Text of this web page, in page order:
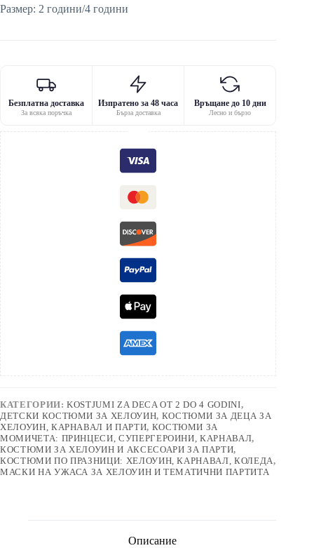
Размер: 2 години/4 години
Безплатна доставка
За всяка поръчка
Изпратено за 48 часа
Бърза доставка
Връщане до 10 дни
Лесно и бързо
КАТЕГОРИИ:KOSTJUMI ZA DECA OT 2 DO 4 GODINI,
ДЕТСКИ КОСТЮМИ ЗА ХЕЛОУИН, КОСТЮМИ ЗА ДЕЦА ЗА
ХЕЛОУИН, КАРНАВАЛ И ПАРТИ, КОСТЮМИ ЗА
МОМИЧЕТА: ПРИНЦЕСИ, СУПЕРГЕРОИНИ, КАРНАВАЛ,
КОСТЮМИ ЗА ХЕЛОУИН И АКСЕСОАРИ ЗА ПАРТИ,
КОСТЮМИ ПО ПРАЗНИЦИ: ХЕЛОУИН, КАРНАВАЛ, КОЛЕДА,
МАСКИ НА УЖАСА ЗА ХЕЛОУИН И ТЕМАТИЧНИ ПАРТИТА
Описание